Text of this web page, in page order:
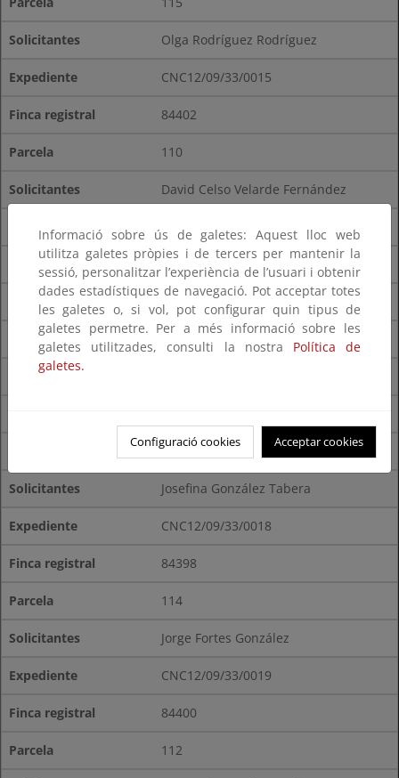
Olga Rodríguez Rodríguez
CNC12/09/33/0015
84402
110
David Celso Velarde Fernández
CNC12/09/33/0016
84399
113
José Manuel Menéndez Blanco
109
Josefina González Tabera
CNC12/09/33/0018
84398
114
Jorge Fortes González
CNC12/09/33/0019
84400
112
Informació sobre ús de galetes: Aquest lloc web
utilitza galetes pròpies i de tercers per mantenir la
sessió, personalitzar l’experiència de l’usuari i obtenir
dades estadístiques de navegació. Pot acceptar totes
les galetes o, si vol, pot configurar quin tipus de
galetes permetre. Per a més informació sobre les
galetes utilitzades, consulti la nostra Política de
galetes.
Configuració cookies Acceptar cookies